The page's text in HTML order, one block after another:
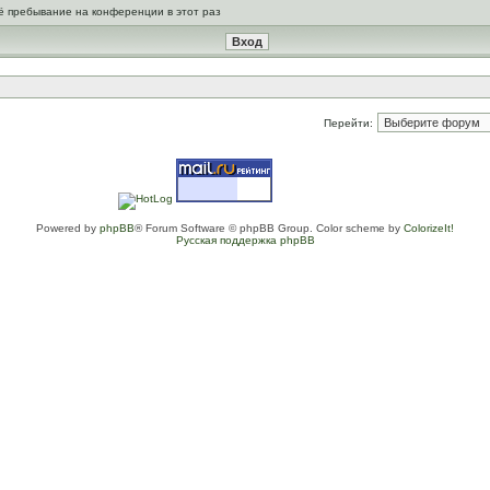
пребывание на конференции в этот раз
Перейти:
Powered by phpBB® Forum Software © phpBB Group. Color scheme by ColorizeIt!
Русская поддержка phpBB